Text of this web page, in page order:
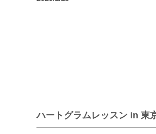
ハートグラムレッスン in 東